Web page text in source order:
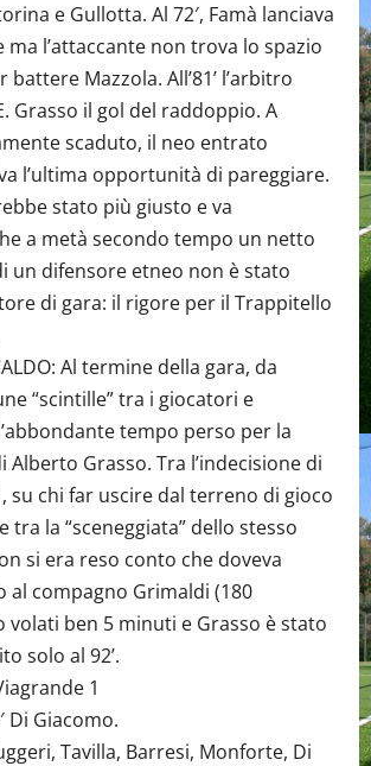
e Gullotta. Al 72′, Famà lanciava
ma l’attaccante non trova lo spazio
Mazzola. All’81’ l’arbitro
Grasso il gol del raddoppio. A
scaduto, il neo entrato
l’ultima opportunità di pareggiare.
stato più giusto e va
a metà secondo tempo un netto
un difensore etneo non è stato
di gara: il rigore per il Trappitello
Al termine della gara, da
“scintille” tra i giocatori e
tempo perso per la
Grasso. Tra l’indecisione di
, su chi far uscire dal terreno di gioco
tra la “sceneggiata” dello stesso
si era reso conto che doveva
al compagno Grimaldi (180
volati ben 5 minuti e Grasso è stato
solo al 92’.
1
Di Giacomo.
Tavilla, Barresi, Monforte, Di